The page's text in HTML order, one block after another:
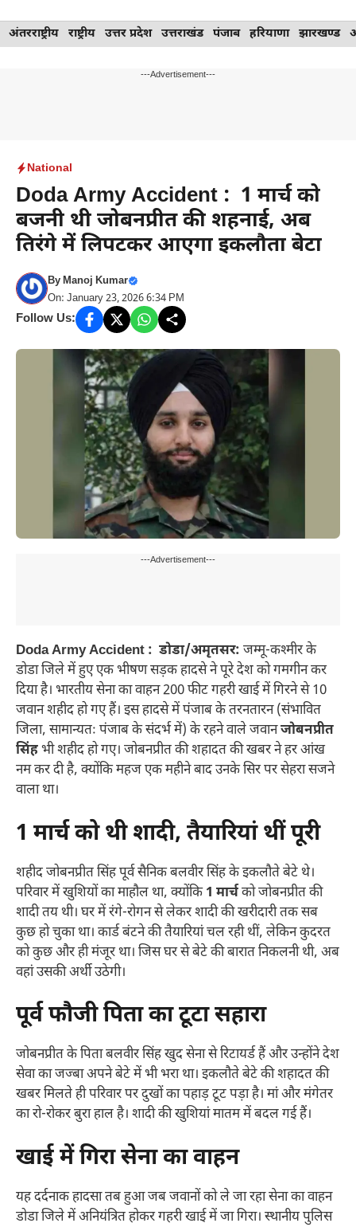
Skip
to
अंतरराष्ट्रीय राष्ट्रीय उत्तर प्रदेश उत्तराखंड पंजाब हरियाणा झारखण्ड
---Advertisement---
National
Doda Army Accident : 1 मार्च को
बजनी थी जोबनप्रीत की शहनाई, अब
तिरंगे में लिपटकर आएगा इकलौता बेटा
ByManoj Kumar
On: January 23, 2026 6:34 PM
Follow Us:
---Advertisement---
Doda Army Accident : डोडा/अमृतसर: जम्मू-कश्मीर के
डोडा जिले में हुए एक भीषण सड़क हादसे ने पूरे देश को गमगीन कर
दिया है। भारतीय सेना का वाहन 200 फीट गहरी खाई में गिरने से 10
जवान शहीद हो गए हैं। इस हादसे में पंजाब के तरनतारन (संभावित
जिला, सामान्यतः पंजाब के संदर्भ में) के रहने वाले जवानजोबनप्रीत
सिंहभी शहीद हो गए। जोबनप्रीत की शहादत की खबर ने हर आंख
नम कर दी है, क्योंकि महज एक महीने बाद उनके सिर पर सेहरा सजने
वाला था।
1 मार्च को थी शादी, तैयारियां थीं पूरी
शहीद जोबनप्रीत सिंह पूर्व सैनिक बलवीर सिंह के इकलौते बेटे थे।
परिवार में खुशियों का माहौल था, क्योंकि1 मार्चको जोबनप्रीत की
शादी तय थी। घर में रंगे-रोगन से लेकर शादी की खरीदारी तक सब
कुछ हो चुका था। कार्ड बंटने की तैयारियां चल रही थीं, लेकिन कुदरत
को कुछ और ही मंजूर था। जिस घर से बेटे की बारात निकलनी थी, अब
वहां उसकी अर्थी उठेगी।
पूर्व फौजी पिता का टूटा सहारा
जोबनप्रीत के पिता बलवीर सिंह खुद सेना से रिटायर्ड हैं और उन्होंने देश
सेवा का जज्बा अपने बेटे में भी भरा था। इकलौते बेटे की शहादत की
खबर मिलते ही परिवार पर दुखों का पहाड़ टूट पड़ा है। मां और मंगेतर
का रो-रोकर बुरा हाल है। शादी की खुशियां मातम में बदल गई हैं।
खाई में गिरा सेना का वाहन
यह दर्दनाक हादसा तब हुआ जब जवानों को ले जा रहा सेना का वाहन
डोडा जिले में अनियंत्रित होकर गहरी खाई में जा गिरा। स्थानीय पुलिस